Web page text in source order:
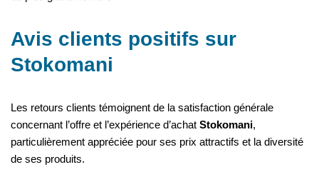
Avis clients positifs sur
Stokomani
Les retours clients témoignent de la satisfaction générale
concernant l’offre et l’expérience d’achat Stokomani,
particulièrement appréciée pour ses prix attractifs et la diversité
de ses produits.